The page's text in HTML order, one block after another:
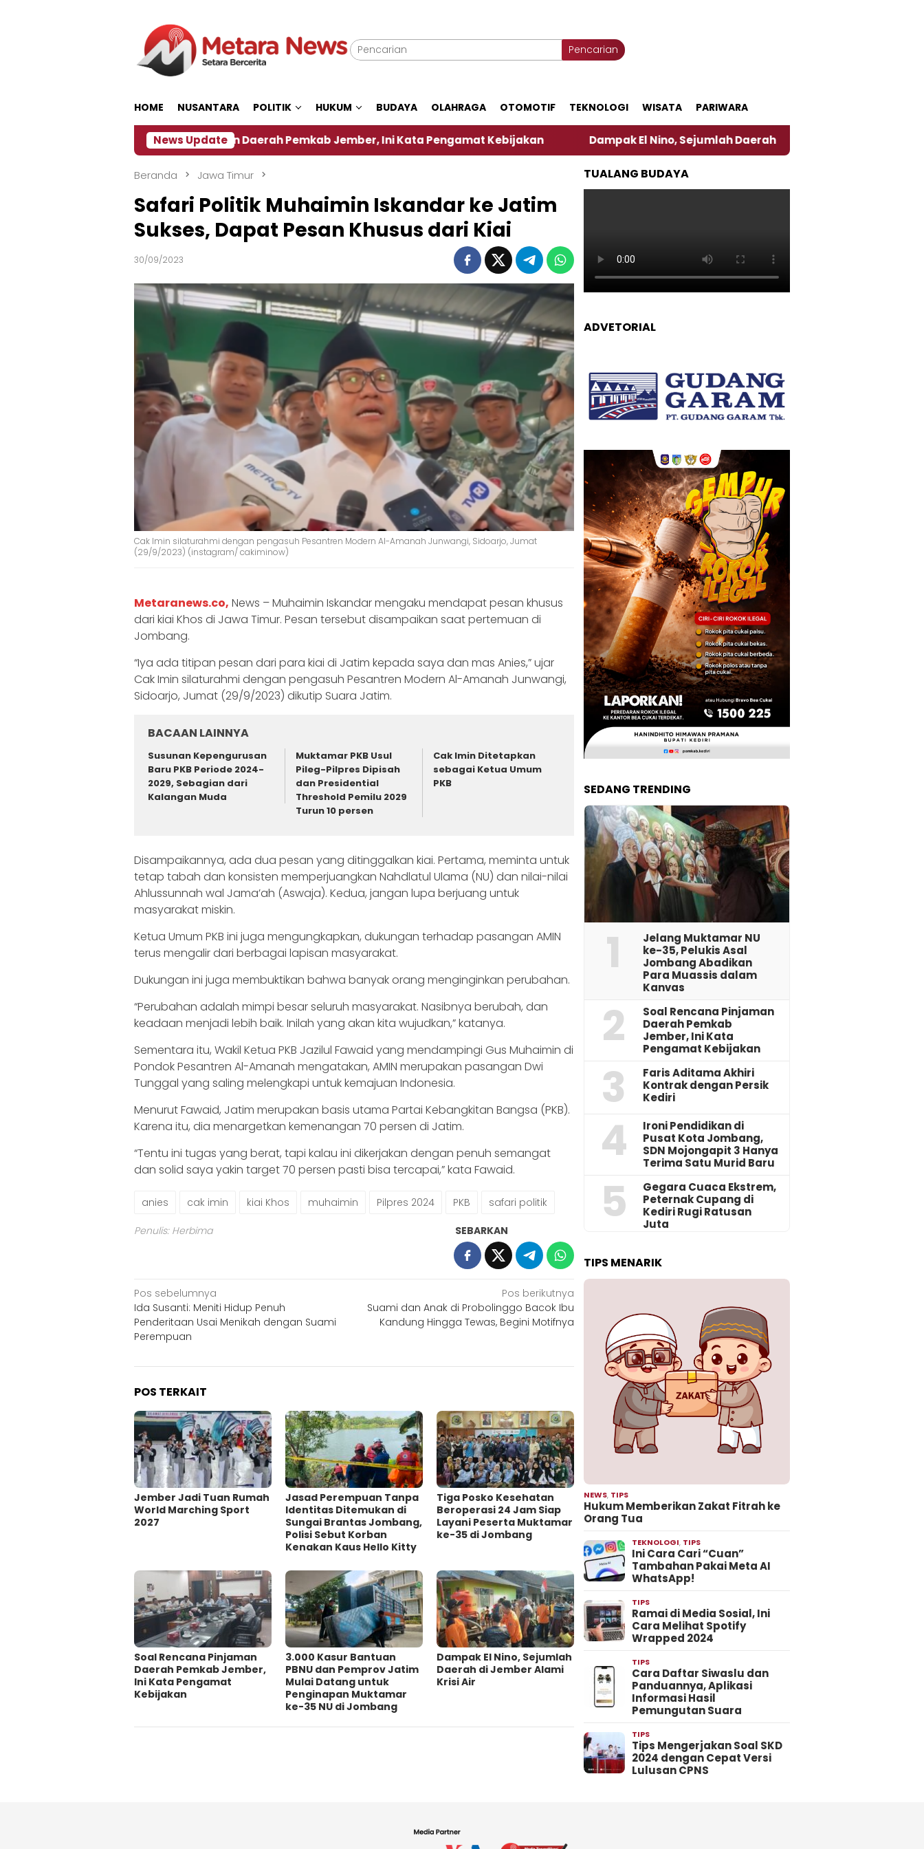
Pencarian
HOME NUSANTARA POLITIK HUKUM BUDAYA OLAHRAGA OTOMOTIF TEKNOLOGI WISATA PARIWARA
News Update
‎Soal Rencana Pinjaman Daerah Pemkab Jember, Ini Kata Pengamat Kebijakan ‎ Dampak El Nino, Sejumlah Daerah di Jember Alami Krisi Air
Beranda Jawa Timur
Safari Politik Muhaimin Iskandar ke Jatim
Sukses, Dapat Pesan Khusus dari Kiai
30/09/2023
Cak Imin silaturahmi dengan pengasuh Pesantren Modern Al-Amanah Junwangi, Sidoarjo, Jumat
(29/9/2023) (instagram/ cakiminow)
Metaranews.co, News – Muhaimin Iskandar mengaku mendapat pesan khusus
dari kiai Khos di Jawa Timur. Pesan tersebut disampaikan saat pertemuan di
Jombang.
“Iya ada titipan pesan dari para kiai di Jatim kepada saya dan mas Anies,” ujar
Cak Imin silaturahmi dengan pengasuh Pesantren Modern Al-Amanah Junwangi,
Sidoarjo, Jumat (29/9/2023) dikutip Suara Jatim.
BACAAN LAINNYA
Susunan Kepengurusan
Baru PKB Periode 2024-
2029, Sebagian dari
Kalangan Muda
Muktamar PKB Usul
Pileg-Pilpres Dipisah
dan Presidential
Threshold Pemilu 2029
Turun 10 persen
Cak Imin Ditetapkan
sebagai Ketua Umum
PKB
Disampaikannya, ada dua pesan yang ditinggalkan kiai. Pertama, meminta untuk
tetap tabah dan konsisten memperjuangkan Nahdlatul Ulama (NU) dan nilai-nilai
Ahlussunnah wal Jama’ah (Aswaja). Kedua, jangan lupa berjuang untuk
masyarakat miskin.
Ketua Umum PKB ini juga mengungkapkan, dukungan terhadap pasangan AMIN
terus mengalir dari berbagai lapisan masyarakat.
Dukungan ini juga membuktikan bahwa banyak orang menginginkan perubahan.
“Perubahan adalah mimpi besar seluruh masyarakat. Nasibnya berubah, dan
keadaan menjadi lebih baik. Inilah yang akan kita wujudkan,” katanya.
Sementara itu, Wakil Ketua PKB Jazilul Fawaid yang mendampingi Gus Muhaimin di
Pondok Pesantren Al-Amanah mengatakan, AMIN merupakan pasangan Dwi
Tunggal yang saling melengkapi untuk kemajuan Indonesia.
Menurut Fawaid, Jatim merupakan basis utama Partai Kebangkitan Bangsa (PKB).
Karena itu, dia menargetkan kemenangan 70 persen di Jatim.
“Tentu ini tugas yang berat, tapi kalau ini dikerjakan dengan penuh semangat
dan solid saya yakin target 70 persen pasti bisa tercapai,” kata Fawaid.
anies cak imin kiai Khos muhaimin Pilpres 2024 PKB safari politik
Penulis: Herbima SEBARKAN
Navigasi
pos
Pos sebelumnya
Ida Susanti: Meniti Hidup Penuh
Penderitaan Usai Menikah dengan Suami
Perempuan
Pos berikutnya
Suami dan Anak di Probolinggo Bacok Ibu
Kandung Hingga Tewas, Begini Motifnya
POS TERKAIT
Jember Jadi Tuan Rumah
World Marching Sport
2027
Jasad Perempuan Tanpa
Identitas Ditemukan di
Sungai Brantas Jombang,
Polisi Sebut Korban
Kenakan Kaus Hello Kitty
Tiga Posko Kesehatan
Beroperasi 24 Jam Siap
Layani Peserta Muktamar
ke-35 di Jombang
‎Soal Rencana Pinjaman
Daerah Pemkab Jember,
Ini Kata Pengamat
Kebijakan ‎
3.000 Kasur Bantuan
PBNU dan Pemprov Jatim
Mulai Datang untuk
Penginapan Muktamar
ke-35 NU di Jombang
Dampak El Nino, Sejumlah
Daerah di Jember Alami
Krisi Air
TUALANG BUDAYA
ADVETORIAL
SEDANG TRENDING
1
Jelang Muktamar NU
ke-35, Pelukis Asal
Jombang Abadikan
Para Muassis dalam
Kanvas
2
‎Soal Rencana Pinjaman
Daerah Pemkab
Jember, Ini Kata
Pengamat Kebijakan ‎
3
Faris Aditama Akhiri
Kontrak dengan Persik
Kediri
4
Ironi Pendidikan di
Pusat Kota Jombang,
SDN Mojongapit 3 Hanya
Terima Satu Murid Baru
5
‎Gegara Cuaca Ekstrem,
Peternak Cupang di
Kediri Rugi Ratusan
Juta
TIPS MENARIK
NEWS, TIPS
Hukum Memberikan Zakat Fitrah ke
Orang Tua
TEKNOLOGI, TIPS
Ini Cara Cari “Cuan”
Tambahan Pakai Meta AI
WhatsApp!
TIPS
Ramai di Media Sosial, Ini
Cara Melihat Spotify
Wrapped 2024
TIPS
Cara Daftar Siwaslu dan
Panduannya, Aplikasi
Informasi Hasil
Pemungutan Suara
TIPS
Tips Mengerjakan Soal SKD
2024 dengan Cepat Versi
Lulusan CPNS